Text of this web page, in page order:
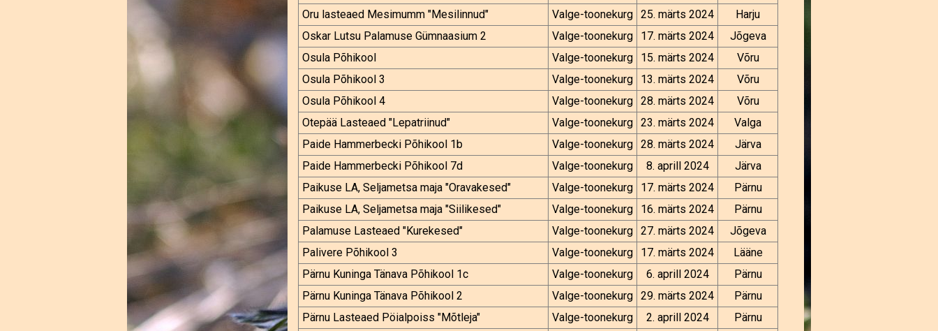
Oru lasteaed Mesimumm "Mesilinnud"
Valge-toonekurg 25. märts 2024
Harju
Oskar Lutsu Palamuse Gümnaasium 2
Valge-toonekurg 17. märts 2024
Jõgeva
Osula Põhikool
Valge-toonekurg 15. märts 2024
Võru
Osula Põhikool 3
Valge-toonekurg 13. märts 2024
Võru
Osula Põhikool 4
Valge-toonekurg 28. märts 2024
Võru
Otepää Lasteaed "Lepatriinud"
Valge-toonekurg 23. märts 2024
Valga
Paide Hammerbecki Põhikool 1b
Valge-toonekurg 28. märts 2024
Järva
Paide Hammerbecki Põhikool 7d
Valge-toonekurg 8. aprill 2024
Järva
Paikuse LA, Seljametsa maja "Oravakesed"
Valge-toonekurg 17. märts 2024
Pärnu
Paikuse LA, Seljametsa maja "Siilikesed"
Valge-toonekurg 16. märts 2024
Pärnu
Palamuse Lasteaed "Kurekesed"
Valge-toonekurg 27. märts 2024
Jõgeva
Palivere Põhikool 3
Valge-toonekurg 17. märts 2024
Lääne
Pärnu Kuninga Tänava Põhikool 1c
Valge-toonekurg 6. aprill 2024
Pärnu
Pärnu Kuninga Tänava Põhikool 2
Valge-toonekurg 29. märts 2024
Pärnu
Pärnu Lasteaed Pöialpoiss "Mõtleja"
Valge-toonekurg 2. aprill 2024
Pärnu